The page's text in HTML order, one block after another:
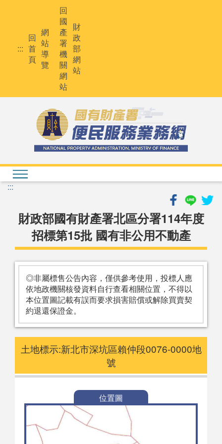
:::
回
首
頁
網
站
導
覽
回
國
產
署
機
關
網
站
財
政
部
網
站
:::
財政部國有財產署北區分署114年度
招標第15批 國有非公用不動產
◎非屬標售公告內容，僅供參考使用，投標人應
依地政機關核發資料自行查看相關位置，不得以
本位置圖記載有誤而要求損害賠償或解除買賣契
約退還保證金。
土地標示:新北市深坑區賴仲段0076-0000地
號
位置圖